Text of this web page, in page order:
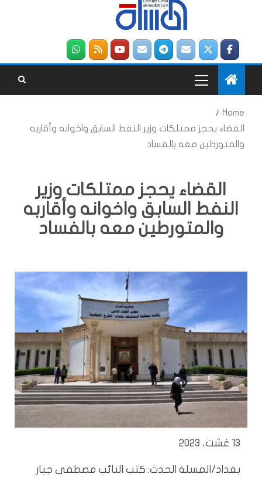
Home
القضاء يحجز ممتلكات وزير النفط السابق واخوانه وأقاربه
والمتورطين معه بالفساد
القضاء يحجز ممتلكات وزير
النفط السابق واخوانه وأقاربه
والمتورطين معه بالفساد
13 غشت، 2023
بغداد/المسلة الحدث: كتب النائب مصطفى جبار